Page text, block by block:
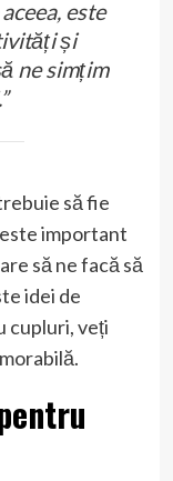
este
și
ne simțim
să fie
important
să ne facă să
idei de
cupluri, veți